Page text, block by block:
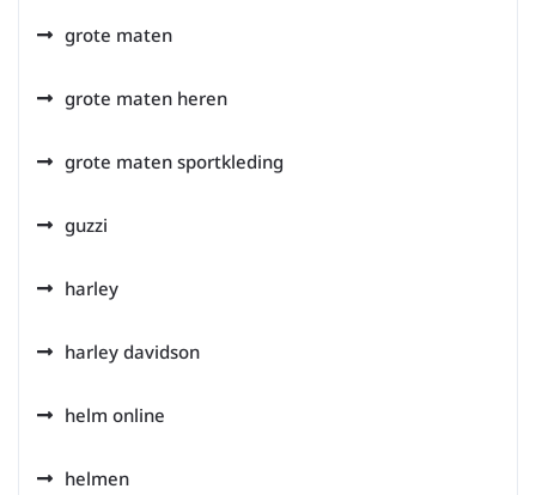
grote maten
grote maten heren
grote maten sportkleding
guzzi
harley
harley davidson
helm online
helmen